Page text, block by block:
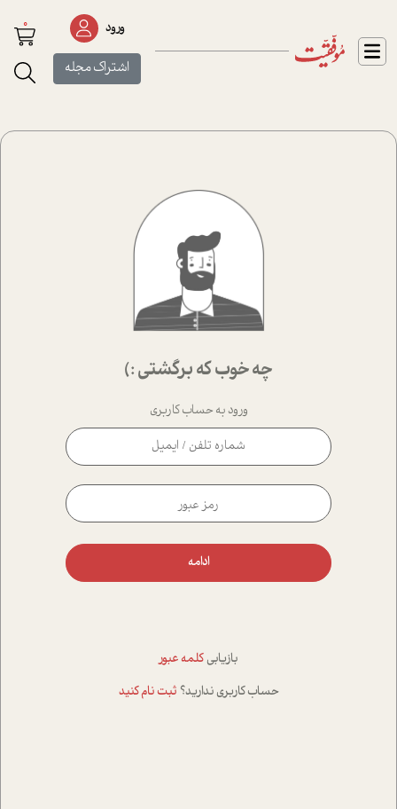
ورود
اشتراک مجله
0
چه خوب که برگشتی :)
ورود به حساب کاربری
ادامه
بازیابی کلمه عبور
حساب کاربری ندارید؟ ثبت نام کنید